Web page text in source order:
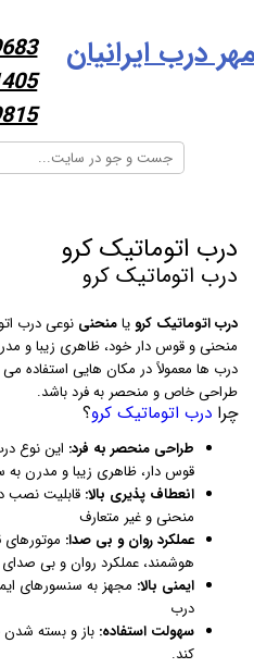
درب ایرانیان
درب اتوماتیک کرو
درب اتوماتیک کرو
درب اتوماتیک کرویامنحنی نوعی درب
منحنی و قوس دار خود، ظاهری زیبا و
درب ها معمولاً در مکان هایی استفاده می
طراحی خاص و منحصر به فرد باشد.
چرا درب اتوماتیک کرو؟
طراحی منحصر به فرد: این نوع
قوس دار، ظاهری زیبا و مدرن
انعطاف پذیری بالا: قابلیت نصب
منحنی و غیر متعارف
عملکرد روان و بی صدا:
هوشمند، عملکرد روان و بی
ایمنی بالا: مجهز به سنسورهای
درب
سهولت استفاده: باز و بسته شدن
کند.